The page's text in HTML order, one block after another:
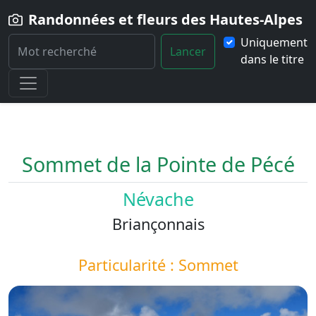
Randonnées et fleurs des Hautes-Alpes
Lancer
Uniquement
dans le titre
Home
Paysage Sommet-de-la-Pointe-de-Pece
Sommet de la Pointe de Pécé
Névache
Briançonnais
Particularité : Sommet